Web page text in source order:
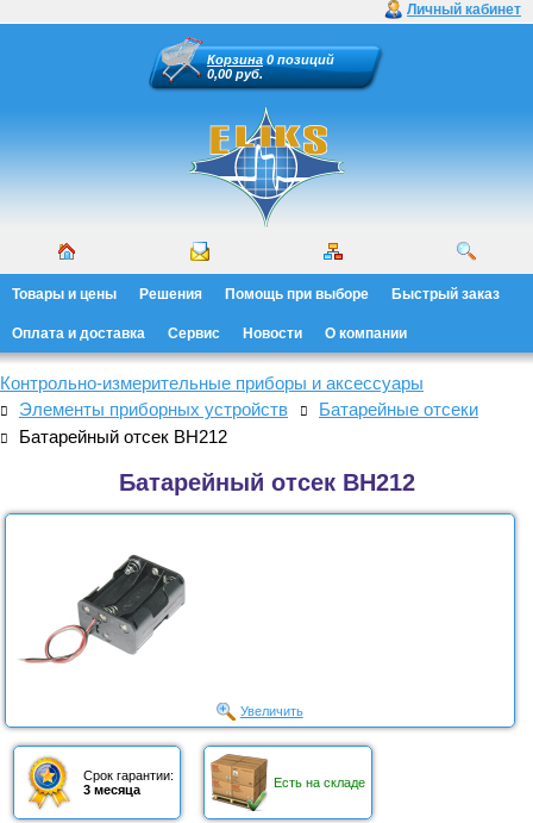
Личный кабинет
Корзина 0 позиций
0,00 руб.
Товары и цены Решения Помощь при выборе Быстрый заказ
Оплата и доставка Сервис Новости О компании
Контрольно-измерительные приборы и аксессуары
Элементы приборных устройств
Батарейные отсеки
Батарейный отсек BH212
Батарейный отсек BH212
Увеличить
Срок гарантии:
3 месяца
Есть на складе